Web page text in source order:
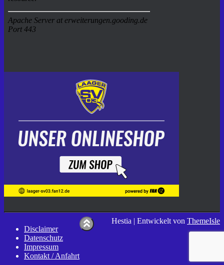
Disclaimer
Datenschutz
Impressum
Kontakt / Anfahrt
Hestia | Entwickelt von ThemeIsle